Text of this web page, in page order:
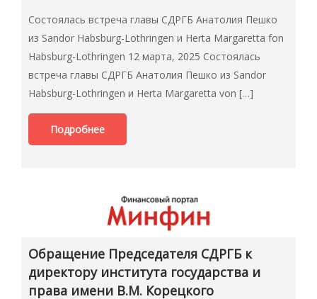
Состоялась встреча главы СДРГБ Анатолия Пешко
из Sandor Habsburg-Lothringen и Herta Margaretta fon
Habsburg-Lothringen 12 марта, 2025 Состоялась
встреча главы СДРГБ Анатолия Пешко из Sandor
Habsburg-Lothringen и Herta Margaretta von […]
Подробнее
Обращение Председателя СДРГБ к
директору института государства и
права имени В.М. Корецкого